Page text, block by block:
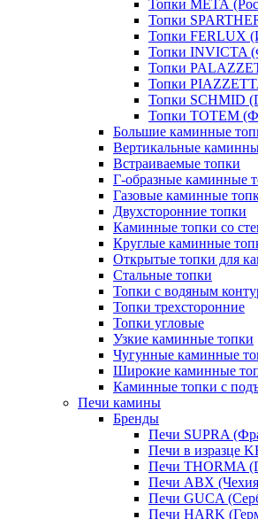
Топки МЕТА
Топки
Топки FERLUX
Топки INVICTA
Топки
Топки
Топки SCHMID
Топки TOTEM
Большие каминные
Вертикальные
Встраиваемые топки
Г-образные каминные
Газовые каминные
Двухсторонние топки
Каминные топки со
Круглые каминные
Открытые топки для
Стальные топки
Топки с водяным
Топки трехсторонние
Топки угловые
Узкие каминные топки
Чугунные каминные
Широкие каминные
Каминные топки с
Печи камины
Бренды
Печи SUPRA
Печи в изразце
Печи THORMA
Печи ABX
Печи GUCA
Печи HARK